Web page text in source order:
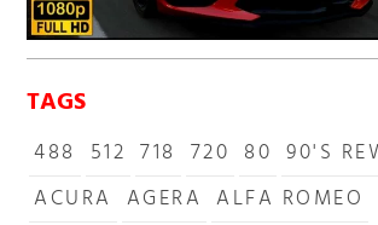
TAGS
488 512 718 720 80 90'S
ACURA AGERA ALFA ROMEO